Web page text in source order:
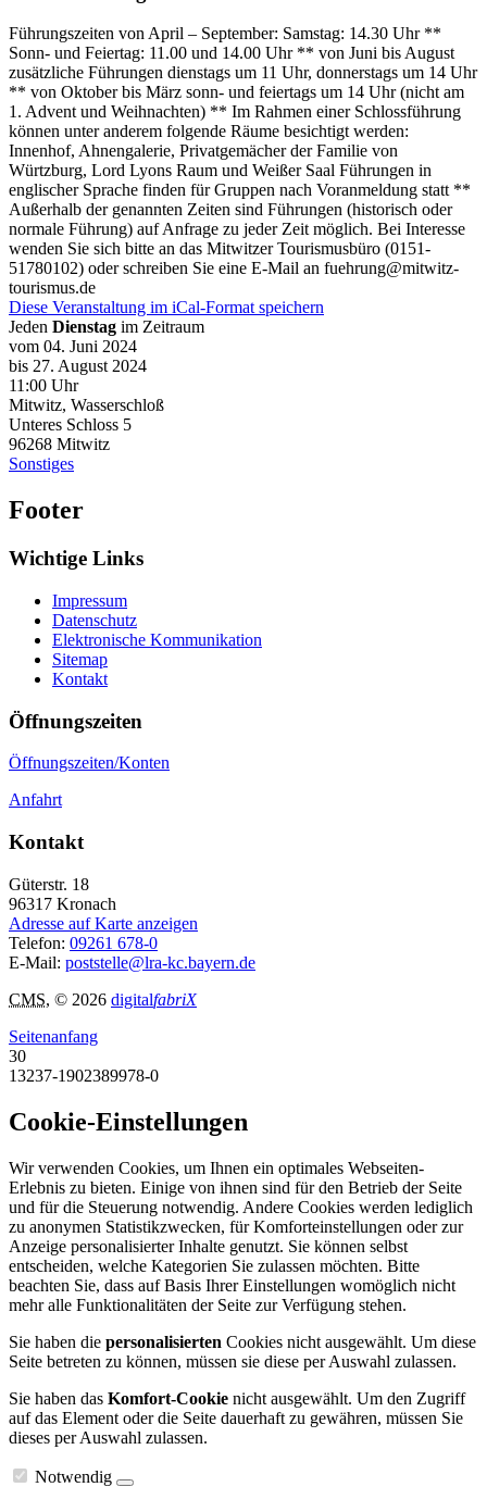
Führungszeiten von April – September: Samstag: 14.30 Uhr **
Sonn- und Feiertag: 11.00 und 14.00 Uhr ** von Juni bis August
zusätzliche Führungen dienstags um 11 Uhr, donnerstags um 14 Uhr
** von Oktober bis März sonn- und feiertags um 14 Uhr (nicht am
1. Advent und Weihnachten) ** Im Rahmen einer Schlossführung
können unter anderem folgende Räume besichtigt werden:
Innenhof, Ahnengalerie, Privatgemächer der Familie von
Würtzburg, Lord Lyons Raum und Weißer Saal Führungen in
englischer Sprache finden für Gruppen nach Voranmeldung statt **
Außerhalb der genannten Zeiten sind Führungen (historisch oder
normale Führung) auf Anfrage zu jeder Zeit möglich. Bei Interesse
wenden Sie sich bitte an das Mitwitzer Tourismusbüro (0151-
51780102) oder schreiben Sie eine E-Mail an fuehrung@mitwitz-
tourismus.de
Diese Veranstaltung im iCal-Format speichern
Jeden Dienstag im Zeitraum
vom 04. Juni 2024
bis 27. August 2024
11:00 Uhr
Mitwitz, Wasserschloß
Unteres Schloss 5
96268 Mitwitz
Sonstiges
Footer
Wichtige Links
Impressum
Datenschutz
Elektronische Kommunikation
Sitemap
Kontakt
Öffnungszeiten
Öffnungszeiten/Konten
Anfahrt
Kontakt
Güterstr. 18
96317 Kronach
Adresse auf Karte anzeigen
Telefon: 09261 678-0
E-Mail: poststelle@lra-kc.bayern.de
CMS, © 2026 digitalfabriX
Seitenanfang
30
13237-1902389978-0
Cookie-Einstellungen
Wir verwenden Cookies, um Ihnen ein optimales Webseiten-
Erlebnis zu bieten. Einige von ihnen sind für den Betrieb der Seite
und für die Steuerung notwendig. Andere Cookies werden lediglich
zu anonymen Statistikzwecken, für Komforteinstellungen oder zur
Anzeige personalisierter Inhalte genutzt. Sie können selbst
entscheiden, welche Kategorien Sie zulassen möchten. Bitte
beachten Sie, dass auf Basis Ihrer Einstellungen womöglich nicht
mehr alle Funktionalitäten der Seite zur Verfügung stehen.
Sie haben die personalisierten Cookies nicht ausgewählt. Um diese
Seite betreten zu können, müssen sie diese per Auswahl zulassen.
Sie haben das Komfort-Cookie nicht ausgewählt. Um den Zugriff
auf das Element oder die Seite dauerhaft zu gewähren, müssen Sie
dieses per Auswahl zulassen.
Notwendig